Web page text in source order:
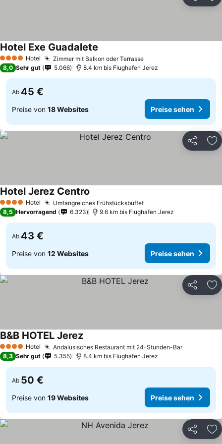
4 Sterne Hotel Zimmer mit Balkon oder Terrasse
Hotel Exe Guadalete
8,0 Sehr gut 5.066 8.4 km bis Flughafen Jerez
Ab 45 €
Preise von 18 Websites Preise sehen
Teilen
4 Sterne Hotel Umfangreiches Frühstücksbuffet
Hotel Jerez Centro
8,5 Hervorragend 6.323 9.6 km bis Flughafen Jerez
Ab 43 €
Preise von 12 Websites Preise sehen
Teilen
4 Sterne Hotel Andalusisches Restaurant mit 24-Stunden-Bar
B&B HOTEL Jerez
8,3 Sehr gut 5.355 8.4 km bis Flughafen Jerez
Ab 50 €
Preise von 19 Websites Preise sehen
Teilen